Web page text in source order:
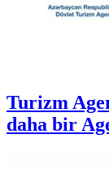
Turizm
daha bir